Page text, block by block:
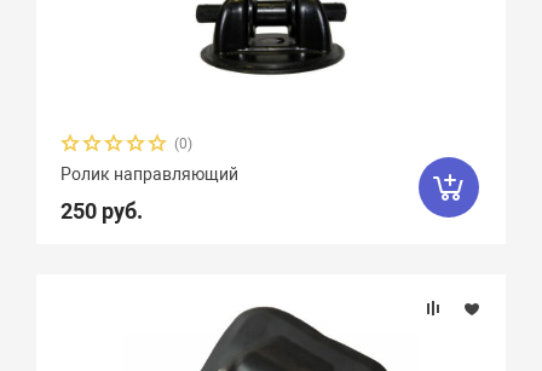
(0)
Ролик направляющий
250 руб.